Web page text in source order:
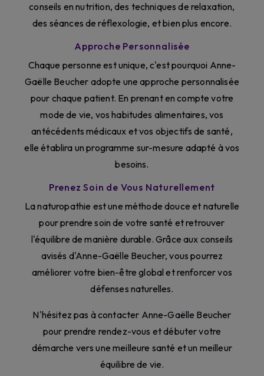
conseils en nutrition, des techniques de relaxation,
des séances de réflexologie, et bien plus encore.
Approche Personnalisée
Chaque personne est unique, c'est pourquoi Anne-
Gaëlle Beucher adopte une approche personnalisée
pour chaque patient. En prenant en compte votre
mode de vie, vos habitudes alimentaires, vos
antécédents médicaux et vos objectifs de santé,
elle établira un programme sur-mesure adapté à vos
besoins.
Prenez Soin de Vous Naturellement
La naturopathie est une méthode douce et naturelle
pour prendre soin de votre santé et retrouver
l'équilibre de manière durable. Grâce aux conseils
avisés d'Anne-Gaëlle Beucher, vous pourrez
améliorer votre bien-être global et renforcer vos
défenses naturelles.
N'hésitez pas à contacter Anne-Gaëlle Beucher
pour prendre rendez-vous et débuter votre
démarche vers une meilleure santé et un meilleur
équilibre de vie.